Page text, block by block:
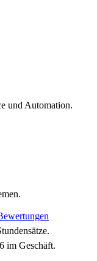
und Automation.
im Geschäft.